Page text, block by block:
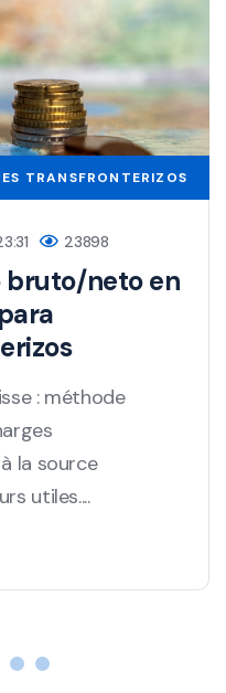
TRANSFRONTERIZOS
23898
bruto/neto en
: méthode
la source
utiles....